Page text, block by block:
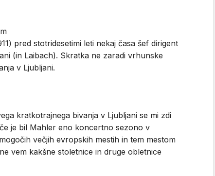
pred stotridesetimi leti nekaj časa šef dirigent
(in Laibach). Skratka ne zaradi vrhunske
v Ljubljani.
kratkotrajnega bivanja v Ljubljani se mi zdi
je bil Mahler eno koncertno sezono v
večjih evropskih mestih in tem mestom
vem kakšne stoletnice in druge obletnice